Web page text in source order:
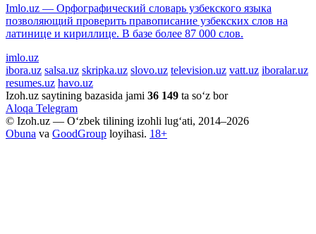
Imlo.uz — Орфографический словарь узбекского языка
позволяющий проверить правописание узбекских слов на
латинице и кириллице. В базе более 87 000 слов.
imlo.uz
ibora.uz salsa.uz skripka.uz slovo.uz television.uz vatt.uz iboralar.uz
resumes.uz havo.uz
Izoh.uz saytining bazasida jami 36 149 ta so‘z bor
Aloqa Telegram
© Izoh.uz — O‘zbek tilining izohli lug‘ati, 2014–2026
Obuna va GoodGroup loyihasi. 18+